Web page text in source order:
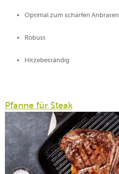
Optimal zum scharfen Anbraten
Robust
Hitzebeständig
Pfanne für Steak